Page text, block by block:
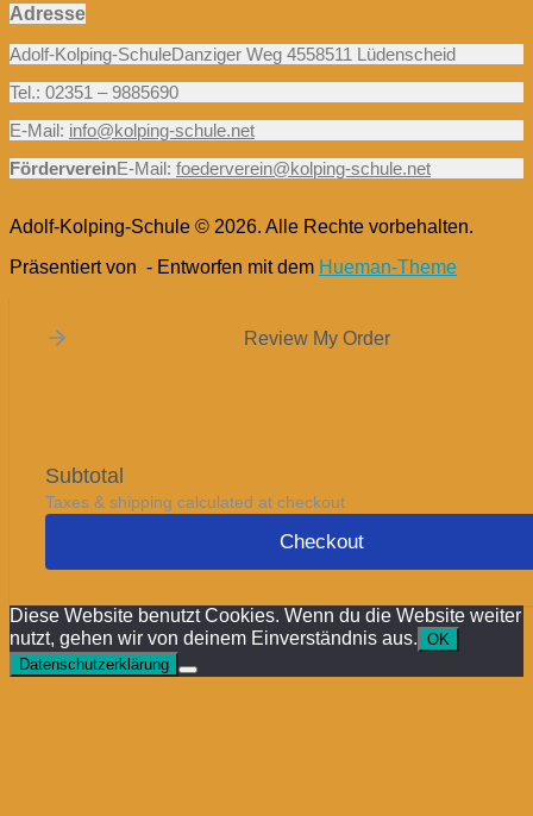
Adresse
Adolf-Kolping-SchuleDanziger Weg 4558511 Lüdenscheid
Tel.: 02351 – 9885690
E-Mail: info@kolping-schule.net
FördervereinE-Mail: foederverein@kolping-schule.net
Adolf-Kolping-Schule © 2026. Alle Rechte vorbehalten.
Präsentiert von - Entworfen mit dem Hueman-Theme
Review My Order
Subtotal
Taxes & shipping calculated at checkout
Checkout
Diese Website benutzt Cookies. Wenn du die Website weiter
nutzt, gehen wir von deinem Einverständnis aus. OK
Datenschutzerklärung